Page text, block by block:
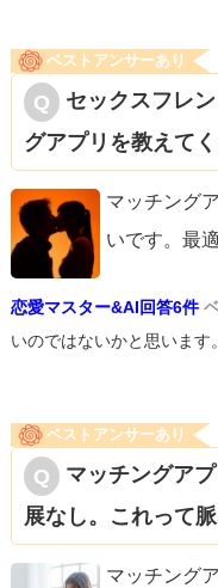
ベストアンサーあり
セックスフレ
グアプリを教えて
マッチング
いです。最
恋愛マスター&AI回答6件
いのではないかと思います
ベストアンサーあり
マッチングア
展なし。これって
マッチング